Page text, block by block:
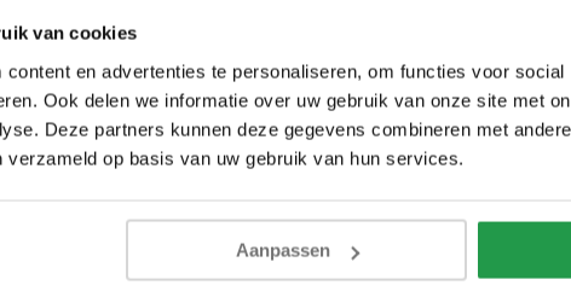
van cookies
en advertenties te personaliseren, om functies voor
Ook delen we informatie over uw gebruik van onze site met
Deze partners kunnen deze gegevens combineren met
verzameld op basis van uw gebruik van hun services.
Aanpassen